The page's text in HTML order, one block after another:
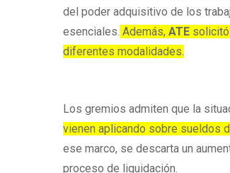
del poder adquisitivo de los
esenciales. Además,ATE solicitó
diferentes modalidades.
Los gremios admiten que la
vienen aplicando sobre sueldos
ese marco, se descarta un
proceso de liquidación.